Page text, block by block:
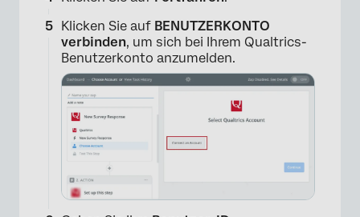
Klicken Sie auf BENUTZERKONTO
verbinden, um sich bei Ihrem Qualtrics-
Benutzerkonto anzumelden.